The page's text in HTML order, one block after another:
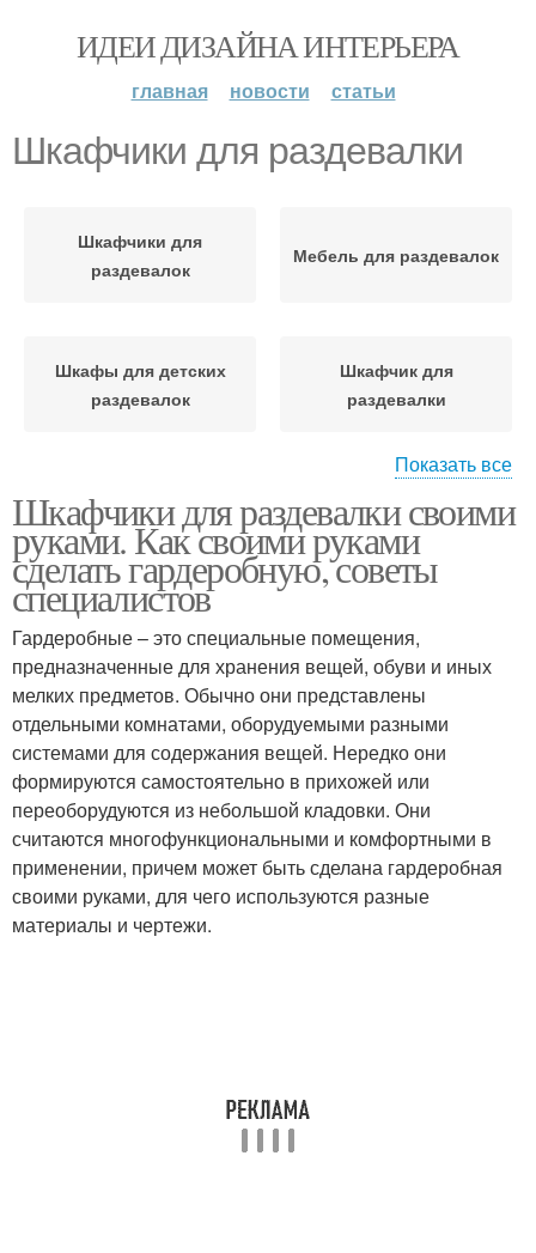
ИДЕИ ДИЗАЙНА ИНТЕРЬЕРА
главная новости статьи
Шкафчики для раздевалки
Шкафчики для
раздевалок
Мебель для раздевалок
Шкафы для детских
раздевалок
Шкафчик для
раздевалки
Шкафы для раздевалок
Показать все
Шкафчики для раздевалки своими
руками. Как своими руками
сделать гардеробную, советы
специалистов
Гардеробные – это специальные помещения,
предназначенные для хранения вещей, обуви и иных
мелких предметов. Обычно они представлены
отдельными комнатами, оборудуемыми разными
системами для содержания вещей. Нередко они
формируются самостоятельно в прихожей или
переоборудуются из небольшой кладовки. Они
считаются многофункциональными и комфортными в
применении, причем может быть сделана гардеробная
своими руками, для чего используются разные
материалы и чертежи.